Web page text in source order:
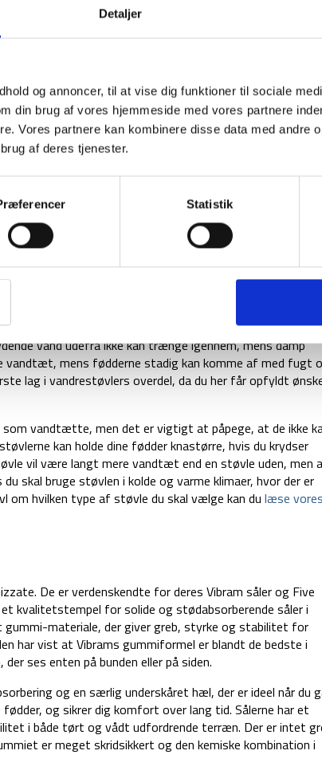
Detaljer
og annoncer, til at vise dig funktioner til sociale
din brug af vores hjemmeside med vores partnere
Vores partnere kan kombinere disse data med andre
af deres tjenester.
Statistik
huller. Hullerne giver materialet vandtætte
vand udefra ikke kan trænge igennem, mens damp
vandtæt, mens fødderne stadig kan komme af med fugt
lag i vandrestøvlers overdel, da du her får opfyldt
vandtætte, men det er vigtigt at påpege, at de ikke
kan holde dine fødder knastørre, hvis du krydser
vil være langt mere vandtæt end en støvle uden, men
skal bruge støvlen i kolde og varme klimaer, hvor der er
hvilken type af støvle du skal vælge kan du læse vores
De er verdenskendte for deres Vibram såler og Five
kvalitetstempel for solide og stødabsorberende såler i
materiale, der giver greb, styrke og stabilitet for
har vist at Vibrams gummiformel er blandt de bedste i
ses enten på bunden eller på siden.
og en særlig underskåret hæl, der er ideel når du
og sikrer dig komfort over lang tid. Sålerne har et
i både tørt og vådt udfordrende terræn. Der er intet
er meget skridsikkert og den kemiske kombination i